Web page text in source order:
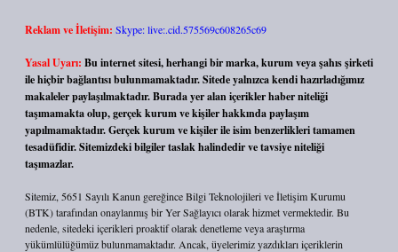
Reklam ve İletişim: Skype: live:.cid.575569c608265c69
Yasal Uyarı: Bu internet sitesi, herhangi bir marka, kurum veya şahıs şirketi
ile hiçbir bağlantısı bulunmamaktadır. Sitede yalnızca kendi hazırladığımız
makaleler paylaşılmaktadır. Burada yer alan içerikler haber niteliği
taşımamakta olup, gerçek kurum ve kişiler hakkında paylaşım
yapılmamaktadır. Gerçek kurum ve kişiler ile isim benzerlikleri tamamen
tesadüfidir. Sitemizdeki bilgiler taslak halindedir ve tavsiye niteliği
taşımazlar.
Sitemiz, 5651 Sayılı Kanun gereğince Bilgi Teknolojileri ve İletişim Kurumu
(BTK) tarafından onaylanmış bir Yer Sağlayıcı olarak hizmet vermektedir. Bu
nedenle, sitedeki içerikleri proaktif olarak denetleme veya araştırma
yükümlülüğümüz bulunmamaktadır. Ancak, üyelerimiz yazdıkları içeriklerin